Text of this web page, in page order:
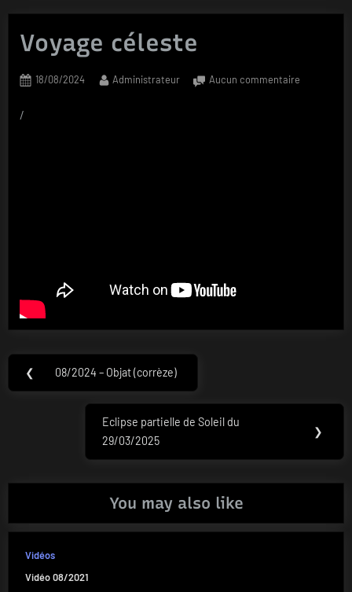
Voyage céleste
Posted
18/08/2024 By
Administrateur Aucun commentaire
/
Navigation
de
❮
Previous
08/2024 – Objat (corrèze)
Next
Post:
Eclipse partielle de Soleil du
29/03/2025
❯
You may also like
Vidéos
Vidéo 08/2021